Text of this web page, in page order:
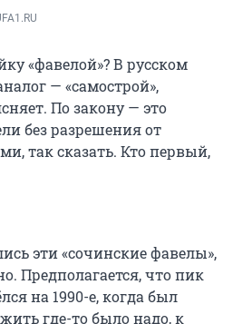
«фавелой»? В русском
— «самострой»,
По закону — это
без разрешения от
так сказать. Кто первый,
эти «сочинские фавелы»,
Предполагается, что пик
на 1990-е, когда был
где-то было надо, к